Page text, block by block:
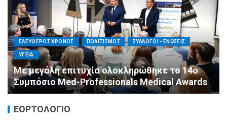
ΕΛΕΥΘΕΡΟΣ ΧΡΟΝΟΣ ΟΙΚΟΝΟΜΙΑ ΥΓΕΙΑ
Καταστροφικές δαπάνες υγείας και η
αντιμετώπισή τους
ΕΟΡΤΟΛΟΓΙΟ